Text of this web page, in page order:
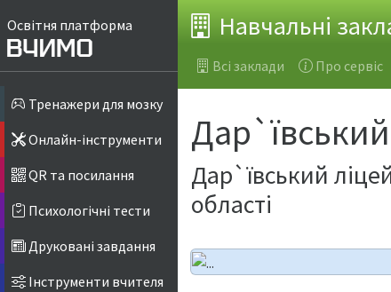
Освітня платформа
Тренажери для мозку
Онлайн-інструменти
QR та посилання
Психологічні тести
Друковані завдання
Інструменти вчителя
Навчальні
Всі заклади Про сервіс
Дар`ївський
області